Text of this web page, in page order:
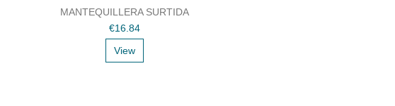
MANTEQUILLERA SURTIDA
€16.84
View